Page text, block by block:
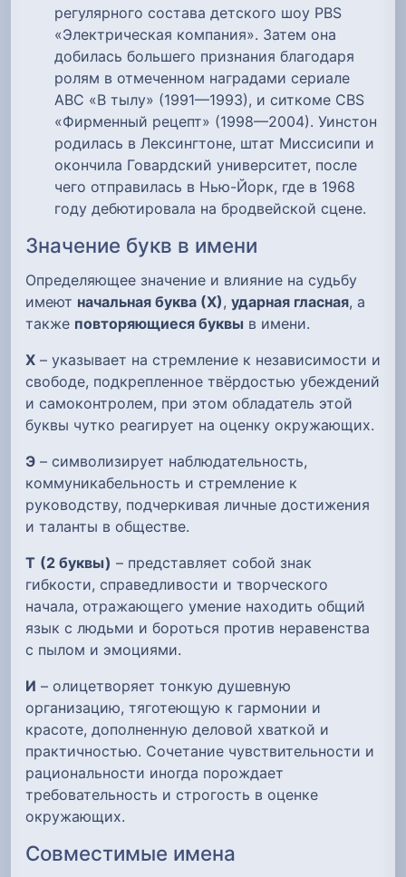
регулярного состава детского шоу PBS
«Электрическая компания». Затем она
добилась большего признания благодаря
ролям в отмеченном наградами сериале
ABC «В тылу» (1991—1993), и ситкоме CBS
«Фирменный рецепт» (1998—2004). Уинстон
родилась в Лексингтоне, штат Миссисипи и
окончила Говардский университет, после
чего отправилась в Нью-Йорк, где в 1968
году дебютировала на бродвейской сцене.
Значение букв в имени
Определяющее значение и влияние на судьбу
имеют начальная буква (Х), ударная гласная, а
также повторяющиеся буквы в имени.
Х – указывает на стремление к независимости и
свободе, подкрепленное твёрдостью убеждений
и самоконтролем, при этом обладатель этой
буквы чутко реагирует на оценку окружающих.
Э – символизирует наблюдательность,
коммуникабельность и стремление к
руководству, подчеркивая личные достижения
и таланты в обществе.
Т (2 буквы) – представляет собой знак
гибкости, справедливости и творческого
начала, отражающего умение находить общий
язык с людьми и бороться против неравенства
с пылом и эмоциями.
И – олицетворяет тонкую душевную
организацию, тяготеющую к гармонии и
красоте, дополненную деловой хваткой и
практичностью. Сочетание чувствительности и
рациональности иногда порождает
требовательность и строгость в оценке
окружающих.
Совместимые имена